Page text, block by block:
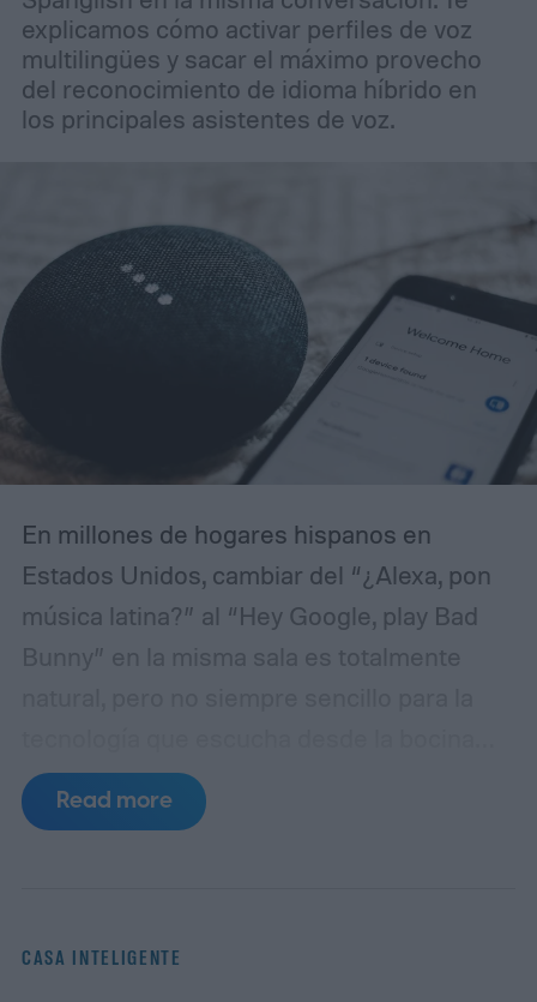
explicamos cómo activar perfiles de voz
multilingües y sacar el máximo provecho
del reconocimiento de idioma híbrido en
los principales asistentes de voz.
En millones de hogares hispanos en
Estados Unidos, cambiar del “¿Alexa, pon
música latina?” al “Hey Google, play Bad
Bunny” en la misma sala es totalmente
inteligente. El bilingüismo y la fluidez
lingüística forman parte de la identidad
Read more
CASA INTELIGENTE